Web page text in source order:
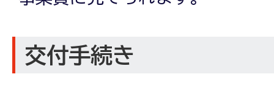
交付手続き